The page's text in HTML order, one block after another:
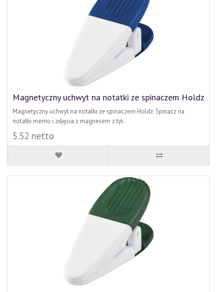
Magnetyczny uchwyt na notatki ze spinaczem Holdz
Magnetyczny uchwyt na notatki ze spinaczem Holdz. Spinacz na
notatki memo i zdjęcia z magnesem z tył..
5.52 netto